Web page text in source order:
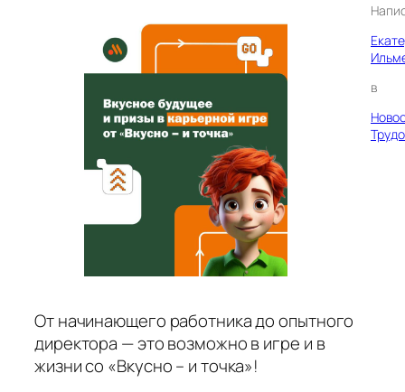
в
От начинающего работника до опытного
директора — это возможно в игре и в
жизни со «Вкусно – и точка»!